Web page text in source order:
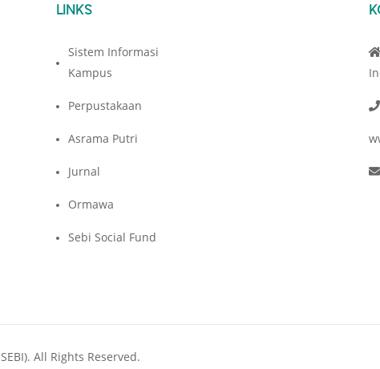
LINKS
Sistem Informasi
Kampus
Perpustakaan
Asrama Putri
Jurnal
Ormawa
Sebi Social Fund
All Rights Reserved.